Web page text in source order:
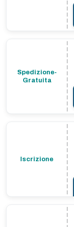
Spedizione-
Gratuita
Iscrizione